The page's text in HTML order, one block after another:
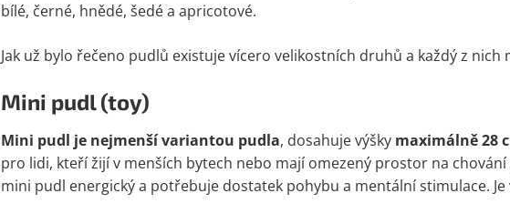
bílé, černé, hnědé, šedé a apricotové.
Jak už bylo řečeno pudlů existuje vícero velikostních druhů a každý z
Mini pudl (toy)
Mini pudl je nejmenší variantou pudla, dosahuje výšky maximálně 28
pro lidi, kteří žijí v menších bytech nebo mají omezený prostor na
mini pudl energický a potřebuje dostatek pohybu a mentální stimulace.